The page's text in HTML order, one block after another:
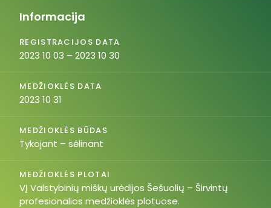
Informacija
REGISTRACIJOS DATA
2023 10 03 – 2023 10 30
MEDŽIOKLĖS DATA
2023 10 31
MEDŽIOKLĖS BŪDAS
Tykojant – sėlinant
MEDŽIOKLĖS PLOTAI
VĮ Valstybinių miškų urėdijos Šešuolių – Širvintų
profesionalios medžioklės plotuose.